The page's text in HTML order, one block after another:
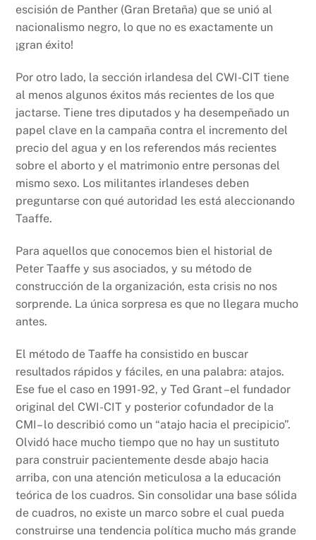
escisión de Panther (Gran Bretaña) que se unió al
nacionalismo negro, lo que no es exactamente un
¡gran éxito!
Por otro lado, la sección irlandesa del CWI-CIT tiene
al menos algunos éxitos más recientes de los que
jactarse. Tiene tres diputados y ha desempeñado un
papel clave en la campaña contra el incremento del
precio del agua y en los referendos más recientes
sobre el aborto y el matrimonio entre personas del
mismo sexo. Los militantes irlandeses deben
preguntarse con qué autoridad les está aleccionando
Taaffe.
Para aquellos que conocemos bien el historial de
Peter Taaffe y sus asociados, y su método de
construcción de la organización, esta crisis no nos
sorprende. La única sorpresa es que no llegara mucho
antes.
El método de Taaffe ha consistido en buscar
resultados rápidos y fáciles, en una palabra: atajos.
Ese fue el caso en 1991-92, y Ted Grant –el fundador
original del CWI-CIT y posterior cofundador de la
CMI– lo describió como un “atajo hacia el precipicio”.
Olvidó hace mucho tiempo que no hay un sustituto
para construir pacientemente desde abajo hacia
arriba, con una atención meticulosa a la educación
teórica de los cuadros. Sin consolidar una base sólida
de cuadros, no existe un marco sobre el cual pueda
construirse una tendencia política mucho más grande